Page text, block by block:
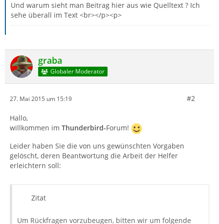
Und warum sieht man Beitrag hier aus wie Quelltext ? Ich
sehe überall im Text <br></p><p>
graba
Globaler Moderator
27. Mai 2015 um 15:19 #2
Hallo,
willkommen im Thunderbird-Forum!
Leider haben Sie die von uns gewünschten Vorgaben
gelöscht, deren Beantwortung die Arbeit der Helfer
erleichtern soll:
Zitat
Um Rückfragen vorzubeugen, bitten wir um folgende